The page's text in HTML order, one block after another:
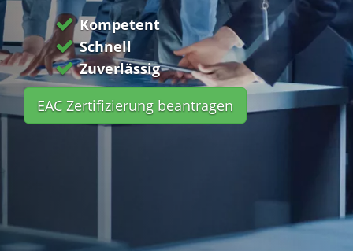
Kompetent
Schnell
Zuverlässig
EAC Zertifizierung beantragen